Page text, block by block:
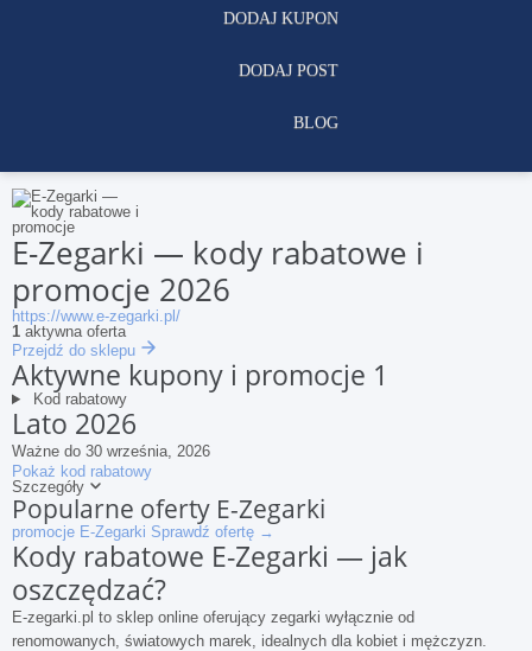
DODAJ KUPON
DODAJ POST
BLOG
E-Zegarki — kody rabatowe i
promocje 2026
https://www.e-zegarki.pl/
1 aktywna oferta
Przejdź do sklepu
Aktywne kupony i promocje 1
Kod rabatowy
Lato 2026
Ważne do 30 września, 2026
Pokaż kod rabatowy
Szczegóły
Popularne oferty E-Zegarki
promocje E-Zegarki Sprawdź ofertę →
Kody rabatowe E-Zegarki — jak
oszczędzać?
E-zegarki.pl to sklep online oferujący zegarki wyłącznie od
renomowanych, światowych marek, idealnych dla kobiet i mężczyzn.